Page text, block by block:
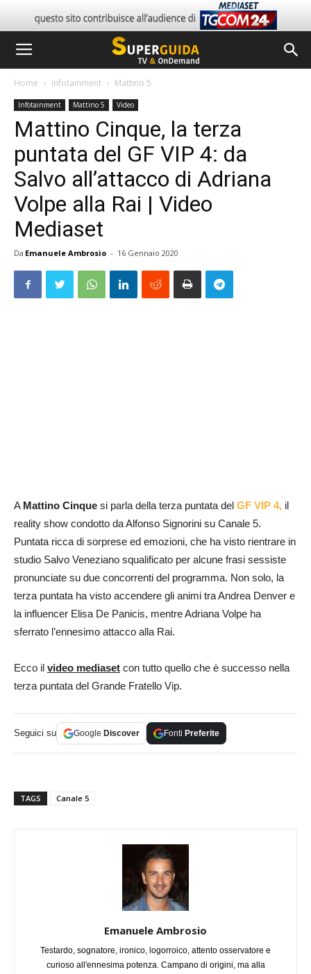
Home Infotainment Mattino 5
Infotainment Mattino 5 Video
Mattino Cinque, la terza
puntata del GF VIP 4: da
Salvo all’attacco di Adriana
Volpe alla Rai | Video
Mediaset
Da Emanuele Ambrosio - 16 Gennaio 2020
A Mattino Cinque si parla della terza puntata del GF VIP 4, il
reality show condotto da Alfonso Signorini su Canale 5.
Puntata ricca di sorprese ed emozioni, che ha visto rientrare in
studio Salvo Veneziano squalificato per alcune frasi sessiste
pronunciate su due concorrenti del programma. Non solo, la
terza puntata ha visto accendere gli animi tra Andrea Denver e
la influencer Elisa De Panicis, mentre Adriana Volpe ha
sferrato l’ennesimo attacco alla Rai.
Ecco il video mediaset con tutto quello che è successo nella
terza puntata del Grande Fratello Vip.
Seguici su Google Discover Fonti Preferite
TAGS Canale 5
Emanuele Ambrosio
Testardo, sognatore, ironico, logorroico, attento osservatore e
curioso all'ennesima potenza. Campano di origini, ma alla